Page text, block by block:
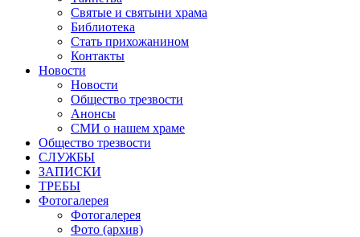
Святые и святыни храма
Библиотека
Стать прихожанином
Контакты
Новости
Новости
Общество трезвости
Анонсы
СМИ о нашем храме
Общество трезвости
СЛУЖБЫ
ЗАПИСКИ
ТРЕБЫ
Фотогалерея
Фотогалерея
Фото (архив)